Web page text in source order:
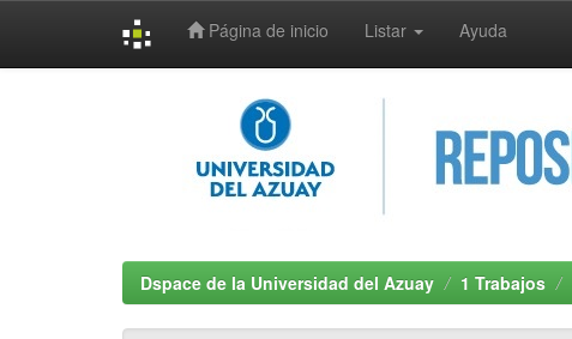
Página de inicio Listar Ayuda
Dspace de la Universidad del Azuay 1 Trabajos